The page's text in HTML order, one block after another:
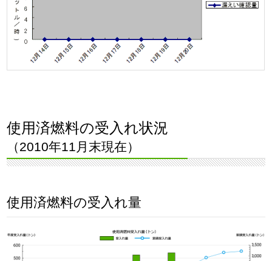
使用済燃料の受入れ状況
（2010年11月末現在）
使用済燃料の受入れ量